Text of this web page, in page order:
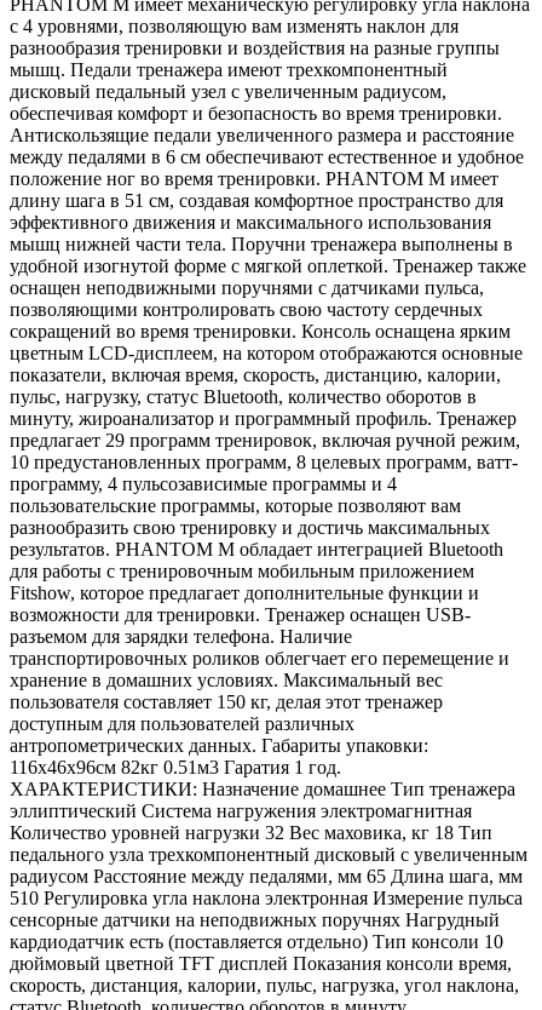
PHANTOM M имеет механическую регулировку угла наклона
с 4 уровнями, позволяющую вам изменять наклон для
разнообразия тренировки и воздействия на разные группы
мышц. Педали тренажера имеют трехкомпонентный
дисковый педальный узел с увеличенным радиусом,
обеспечивая комфорт и безопасность во время тренировки.
Антискользящие педали увеличенного размера и расстояние
между педалями в 6 см обеспечивают естественное и удобное
положение ног во время тренировки. PHANTOM M имеет
длину шага в 51 см, создавая комфортное пространство для
эффективного движения и максимального использования
мышц нижней части тела. Поручни тренажера выполнены в
удобной изогнутой форме с мягкой оплеткой. Тренажер также
оснащен неподвижными поручнями с датчиками пульса,
позволяющими контролировать свою частоту сердечных
сокращений во время тренировки. Консоль оснащена ярким
цветным LCD-дисплеем, на котором отображаются основные
показатели, включая время, скорость, дистанцию, калории,
пульс, нагрузку, статус Bluetooth, количество оборотов в
минуту, жироанализатор и программный профиль. Тренажер
предлагает 29 программ тренировок, включая ручной режим,
10 предустановленных программ, 8 целевых программ, ватт-
программу, 4 пульсозависимые программы и 4
пользовательские программы, которые позволяют вам
разнообразить свою тренировку и достичь максимальных
результатов. PHANTOM M обладает интеграцией Bluetooth
для работы с тренировочным мобильным приложением
Fitshow, которое предлагает дополнительные функции и
возможности для тренировки. Тренажер оснащен USB-
разъемом для зарядки телефона. Наличие
транспортировочных роликов облегчает его перемещение и
хранение в домашних условиях. Максимальный вес
пользователя составляет 150 кг, делая этот тренажер
доступным для пользователей различных
антропометрических данных. Габариты упаковки:
116х46х96см 82кг 0.51м3 Гаратия 1 год.
ХАРАКТЕРИСТИКИ: Назначение домашнее Тип тренажера
эллиптический Система нагружения электромагнитная
Количество уровней нагрузки 32 Вес маховика, кг 18 Тип
педального узла трехкомпонентный дисковый с увеличенным
радиусом Расстояние между педалями, мм 65 Длина шага, мм
510 Регулировка угла наклона электронная Измерение пульса
сенсорные датчики на неподвижных поручнях Нагрудный
кардиодатчик есть (поставляется отдельно) Тип консоли 10
дюймовый цветной TFT дисплей Показания консоли время,
скорость, дистанция, калории, пульс, нагрузка, угол наклона,